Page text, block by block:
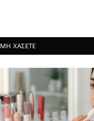
ΜΗ ΧΑΣΕΤΕ